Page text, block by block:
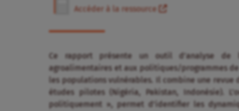
Accéder à la ressource
Ce rapport présente un outil d’analyse de
agroalimentaires et aux politiques/programmes
les populations vulnérables. Il combine une
études pilotes (Nigéria, Pakistan, Indonésie).
politiquement », permet d’identifier les